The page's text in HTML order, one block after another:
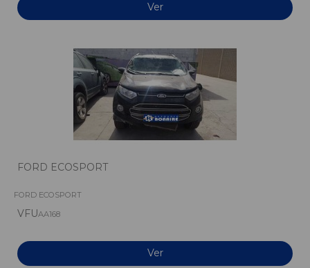
Ver
FORD ECOSPORT
FORD ECOSPORT
VFUAA168
Ver